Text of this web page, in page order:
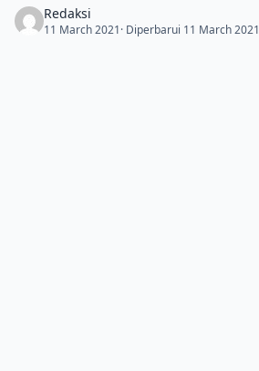
Redaksi
11 March 2021· Diperbarui 11 March 2021